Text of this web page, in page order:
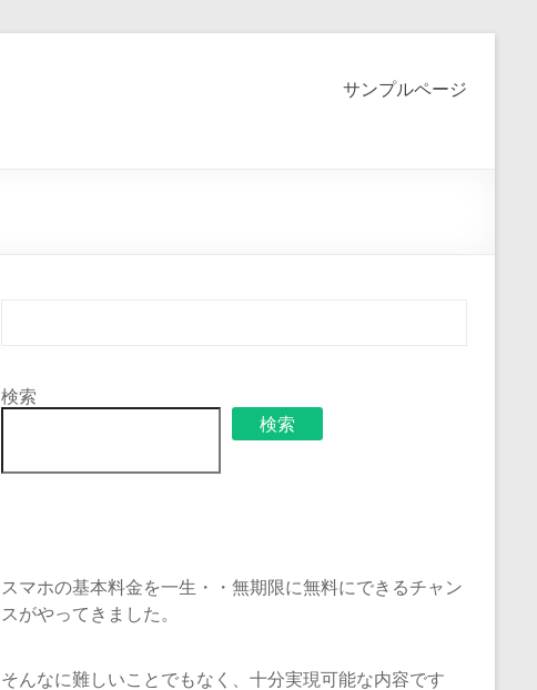
サンプルページ
検索
検索
スマホの基本料金を一生・・無期限に無料にできるチャン
スがやってきました。
そんなに難しいことでもなく、十分実現可能な内容です